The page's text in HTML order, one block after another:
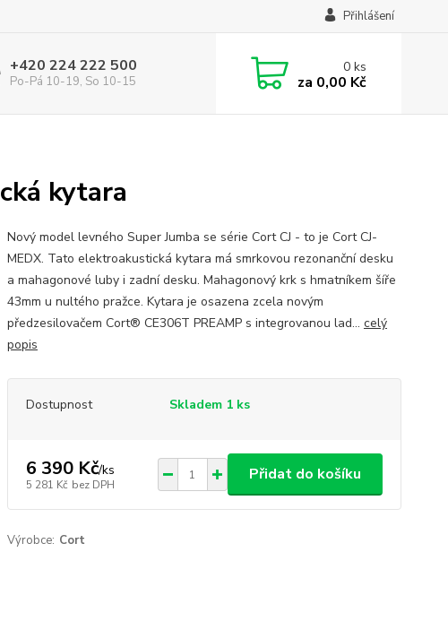
Přihlášení
+420 224 222 500
Po-Pá 10-19, So 10-15
0ks
za 0,00 Kč
kytara
Nový model levného Super Jumba se série Cort CJ - to je Cort CJ-
MEDX. Tato elektroakustická kytara má smrkovou rezonanční desku
a mahagonové luby i zadní desku. Mahagonový krk s hmatníkem šíře
43mm u nultého pražce. Kytara je osazena zcela novým
předzesilovačem Cort® CE306T PREAMP s integrovanou lad... celý
popis
Dostupnost Skladem 1 ks
6 390 Kč/ks
5 281 Kč bez DPH
Přidat do košíku
Výrobce: Cort